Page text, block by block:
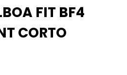
FIT BF4
CORTO